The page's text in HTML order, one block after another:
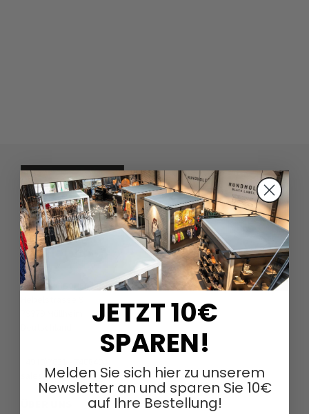
DAGMARFISCHER MODE GmbH
sales@dagmarfischermode.de
JETZT 10€
SPAREN!
Melden Sie sich hier zu unserem
Newsletter an und sparen Sie 10€
auf Ihre Bestellung!